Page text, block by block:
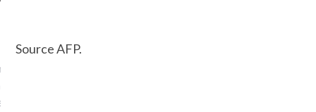
conquis mais en
Source AFP.